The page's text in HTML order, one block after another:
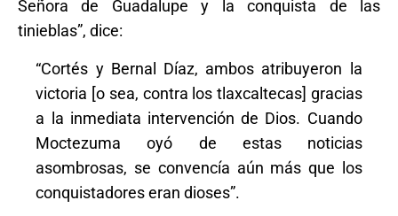
Señora de Guadalupe y la conquista de las
tinieblas”, dice:
“Cortés y Bernal Díaz, ambos atribuyeron la
victoria [o sea, contra los tlaxcaltecas] gracias
a la inmediata intervención de Dios. Cuando
Moctezuma oyó de estas noticias
asombrosas, se convencía aún más que los
conquistadores eran dioses”.